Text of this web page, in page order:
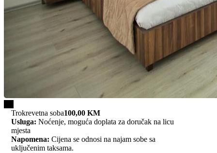
Trokrevetna soba100,00 KM
Usluga: Noćenje, moguća doplata za doručak na licu
mjesta
Napomena: Cijena se odnosi na najam sobe sa
uključenim taksama.